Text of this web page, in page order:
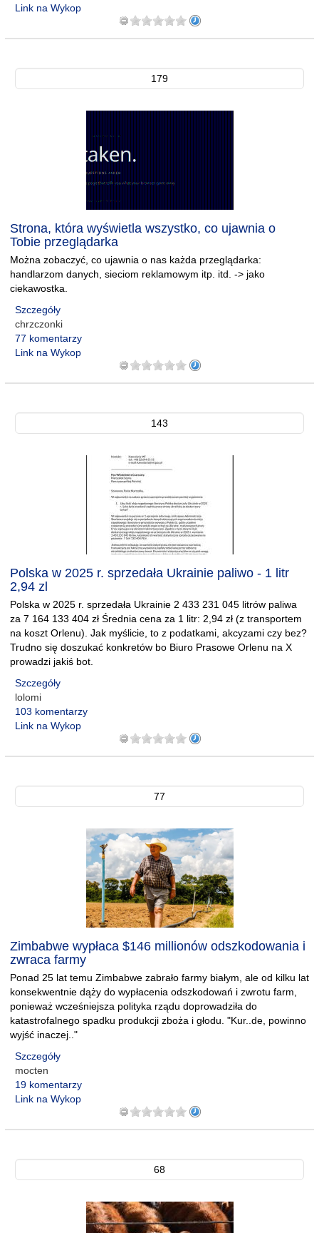
Link na Wykop
179
Strona, która wyświetla wszystko, co ujawnia o
Tobie przeglądarka
Można zobaczyć, co ujawnia o nas każda przeglądarka:
handlarzom danych, sieciom reklamowym itp. itd. -> jako
ciekawostka.
Szczegóły
chrzczonki
77 komentarzy
Link na Wykop
143
Polska w 2025 r. sprzedała Ukrainie paliwo - 1 litr
2,94 zl
Polska w 2025 r. sprzedała Ukrainie 2 433 231 045 litrów paliwa
za 7 164 133 404 zł Średnia cena za 1 litr: 2,94 zł (z transportem
na koszt Orlenu). Jak myślicie, to z podatkami, akcyzami czy bez?
Trudno się doszukać konkretów bo Biuro Prasowe Orlenu na X
prowadzi jakiś bot.
Szczegóły
lolomi
103 komentarzy
Link na Wykop
77
Zimbabwe wypłaca $146 millionów odszkodowania i
zwraca farmy
Ponad 25 lat temu Zimbabwe zabrało farmy białym, ale od kilku lat
konsekwentnie dąży do wypłacenia odszkodowań i zwrotu farm,
ponieważ wcześniejsza polityka rządu doprowadziła do
katastrofalnego spadku produkcji zboża i głodu. "Kur..de, powinno
wyjść inaczej.."
Szczegóły
mocten
19 komentarzy
Link na Wykop
68